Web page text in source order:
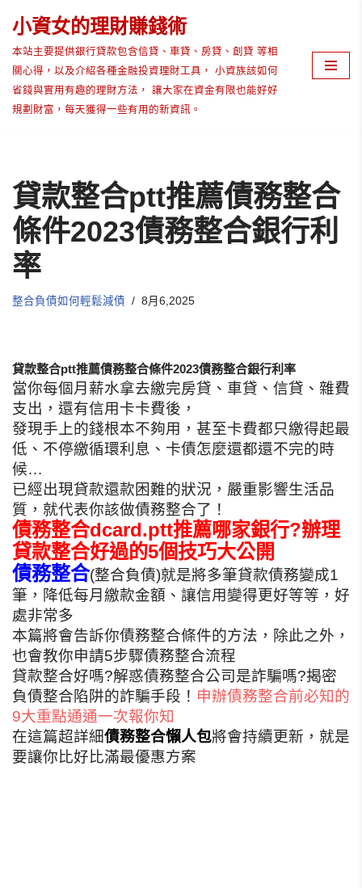
Skip
to
content
小資女的理財賺錢術
本站主要提供銀行貸款包含信貸、車貸、房貸、創貸 等相
關心得，以及介紹各種金融投資理財工具， 小資族該如何
省錢與實用有趣的理財方法， 讓大家在資金有限也能好好
規劃財富，每天獲得一些有用的新資訊。
貸款整合ptt推薦債務整合
條件2023債務整合銀行利
率
整合負債如何輕鬆減債 8月6,2025
貸款整合ptt推薦債務整合條件2023債務整合銀行利率
當你每個月薪水拿去繳完房貸、車貸、信貸、雜費
支出，還有信用卡卡費後，
發現手上的錢根本不夠用，甚至卡費都只繳得起最
低、不停繳循環利息、卡債怎麼還都還不完的時
候…
已經出現貸款還款困難的狀況，嚴重影響生活品
質，就代表你該做債務整合了！
債務整合dcard.ptt推薦哪家銀行?辦理
貸款整合好過的5個技巧大公開
債務整合(整合負債)就是將多筆貸款債務變成1
筆，降低每月繳款金額、讓信用變得更好等等，好
處非常多
本篇將會告訴你債務整合條件的方法，除此之外，
也會教你申請5步驟債務整合流程
貸款整合好嗎?解惑債務整合公司是詐騙嗎?揭密
負債整合陷阱的詐騙手段！ 申辦債務整合前必知的
9大重點通通一次報你知
在這篇超詳細債務整合懶人包將會持續更新，就是
要讓你比好比滿最優惠方案